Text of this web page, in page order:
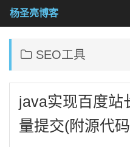
SEO工具
java实现百度站
量提交(附源代
杨圣亮博客